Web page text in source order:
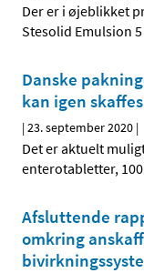
Der er i øjeblikket
Stesolid Emulsion
Danske
kan igen skaffes
|23. september 2020 |
Det er aktuelt
enterotabletter,
Afsluttende
omkring